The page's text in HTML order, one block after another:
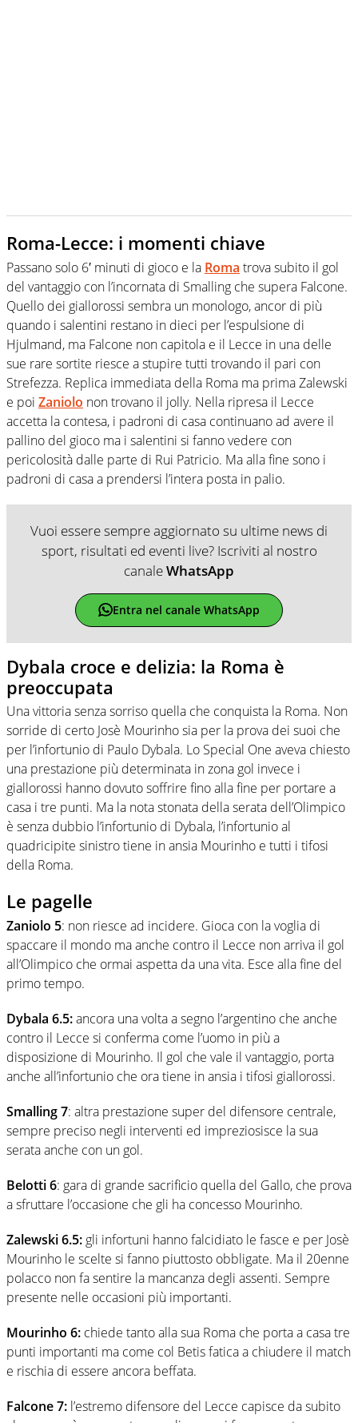
Roma-Lecce: i momenti chiave
Passano solo 6′ minuti di gioco e la Roma trova subito il gol
del vantaggio con l’incornata di Smalling che supera Falcone.
Quello dei giallorossi sembra un monologo, ancor di più
quando i salentini restano in dieci per l’espulsione di
Hjulmand, ma Falcone non capitola e il Lecce in una delle
sue rare sortite riesce a stupire tutti trovando il pari con
Strefezza. Replica immediata della Roma ma prima Zalewski
e poi Zaniolo non trovano il jolly. Nella ripresa il Lecce
accetta la contesa, i padroni di casa continuano ad avere il
pallino del gioco ma i salentini si fanno vedere con
pericolosità dalle parte di Rui Patricio. Ma alla fine sono i
padroni di casa a prendersi l’intera posta in palio.
Vuoi essere sempre aggiornato su ultime news di
sport, risultati ed eventi live? Iscriviti al nostro
canaleWhatsApp
Entra nel canale WhatsApp
Dybala croce e delizia: la Roma è
preoccupata
Una vittoria senza sorriso quella che conquista la Roma. Non
sorride di certo Josè Mourinho sia per la prova dei suoi che
per l’infortunio di Paulo Dybala. Lo Special One aveva chiesto
una prestazione più determinata in zona gol invece i
giallorossi hanno dovuto soffrire fino alla fine per portare a
casa i tre punti. Ma la nota stonata della serata dell’Olimpico
è senza dubbio l’infortunio di Dybala, l’infortunio al
quadricipite sinistro tiene in ansia Mourinho e tutti i tifosi
della Roma.
Le pagelle
Zaniolo 5: non riesce ad incidere. Gioca con la voglia di
spaccare il mondo ma anche contro il Lecce non arriva il gol
all’Olimpico che ormai aspetta da una vita. Esce alla fine del
primo tempo.
Dybala 6.5:ancora una volta a segno l’argentino che anche
contro il Lecce si conferma come l’uomo in più a
disposizione di Mourinho. Il gol che vale il vantaggio, porta
anche all’infortunio che ora tiene in ansia i tifosi giallorossi.
Smalling 7: altra prestazione super del difensore centrale,
sempre preciso negli interventi ed impreziosisce la sua
serata anche con un gol.
Belotti 6: gara di grande sacrificio quella del Gallo, che prova
a sfruttare l’occasione che gli ha concesso Mourinho.
Zalewski 6.5: gli infortuni hanno falcidiato le fasce e per Josè
Mourinho le scelte si fanno piuttosto obbligate. Ma il 20enne
polacco non fa sentire la mancanza degli assenti. Sempre
presente nelle occasioni più importanti.
Mourinho 6: chiede tanto alla sua Roma che porta a casa tre
punti importanti ma come col Betis fatica a chiudere il match
e rischia di essere ancora beffata.
Falcone 7: l’estremo difensore del Lecce capisce da subito